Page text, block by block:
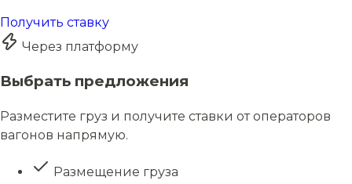
Получить ставку
Через платформу
Выбрать предложения
Разместите груз и получите ставки от операторов
вагонов напрямую.
Размещение груза